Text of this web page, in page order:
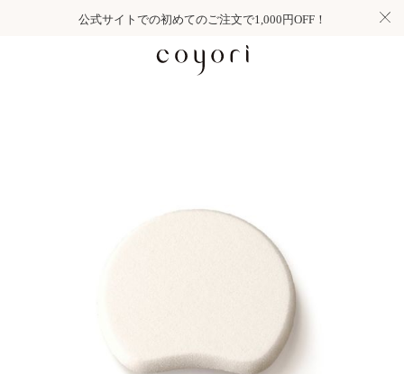
公式サイトでの初めてのご注文で1,000円OFF！